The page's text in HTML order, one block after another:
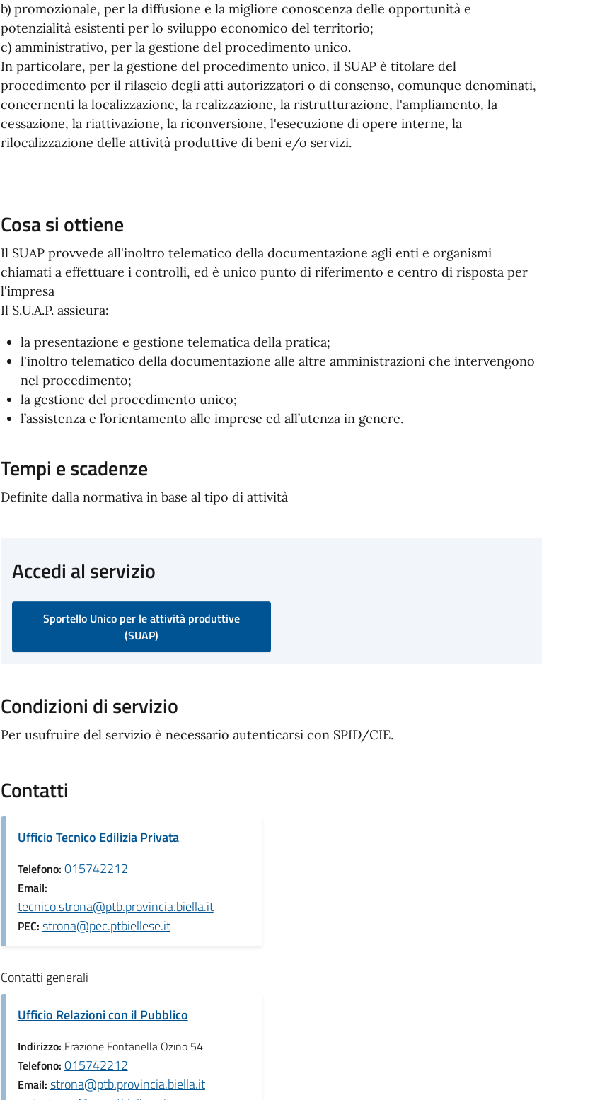
b) promozionale, per la diffusione e la migliore conoscenza delle opportunità e
potenzialità esistenti per lo sviluppo economico del territorio;
c) amministrativo, per la gestione del procedimento unico.
In particolare, per la gestione del procedimento unico, il SUAP è titolare del
procedimento per il rilascio degli atti autorizzatori o di consenso, comunque denominati,
concernenti la localizzazione, la realizzazione, la ristrutturazione, l'ampliamento, la
cessazione, la riattivazione, la riconversione, l'esecuzione di opere interne, la
rilocalizzazione delle attività produttive di beni e/o servizi.
Cosa si ottiene
Il SUAP provvede all'inoltro telematico della documentazione agli enti e organismi
chiamati a effettuare i controlli, ed è unico punto di riferimento e centro di risposta per
l'impresa
Il S.U.A.P. assicura:
la presentazione e gestione telematica della pratica;
l'inoltro telematico della documentazione alle altre amministrazioni che intervengono
nel procedimento;
la gestione del procedimento unico;
l’assistenza e l’orientamento alle imprese ed all’utenza in genere.
Tempi e scadenze
Definite dalla normativa in base al tipo di attività
Accedi al servizio
Sportello Unico per le attività produttive
(SUAP)
Condizioni di servizio
Per usufruire del servizio è necessario autenticarsi con SPID/CIE.
Contatti
Ufficio Tecnico Edilizia Privata
Telefono: 015742212
Email:
tecnico.strona@ptb.provincia.biella.it
PEC: strona@pec.ptbiellese.it
Contatti generali
Ufficio Relazioni con il Pubblico
Indirizzo: Frazione Fontanella Ozino 54
Telefono: 015742212
Email: strona@ptb.provincia.biella.it